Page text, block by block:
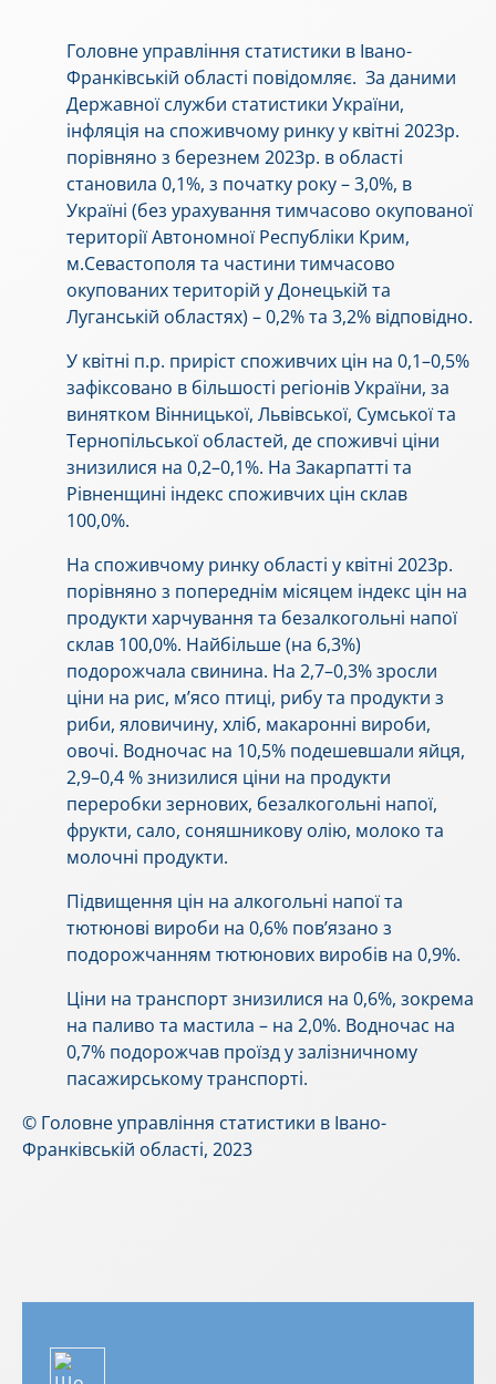
Головне управління статистики в Івано-
Франківській області повідомляє. За даними
Державної служби статистики України,
інфляція на споживчому ринку у квітні 2023р.
порівняно з березнем 2023р. в області
становила 0,1%, з початку року – 3,0%, в
Україні (без урахування тимчасово окупованої
території Автономної Республіки Крим,
м.Севастополя та частини тимчасово
окупованих територій у Донецькій та
Луганській областях) – 0,2% та 3,2% відповідно.
У квітні п.р. приріст споживчих цін на 0,1–0,5%
зафіксовано в більшості регіонів України, за
винятком Вінницької, Львівської, Сумської та
Тернопільської областей, де споживчі ціни
знизилися на 0,2–0,1%. На Закарпатті та
Рівненщині індекс споживчих цін склав
100,0%.
На споживчому ринку області у квітні 2023р.
порівняно з попереднім місяцем індекс цін на
продукти харчування та безалкогольні напої
склав 100,0%. Найбільше (на 6,3%)
подорожчала свинина. На 2,7–0,3% зросли
ціни на рис, м’ясо птиці, рибу та продукти з
риби, яловичину, хліб, макаронні вироби,
овочі. Водночас на 10,5% подешевшали яйця,
2,9–0,4 % знизилися ціни на продукти
переробки зернових, безалкогольні напої,
фрукти, сало, соняшникову олію, молоко та
молочні продукти.
Підвищення цін на алкогольні напої та
тютюнові вироби на 0,6% пов’язано з
подорожчанням тютюнових виробів на 0,9%.
Ціни на транспорт знизилися на 0,6%, зокрема
на паливо та мастила – на 2,0%. Водночас на
0,7% подорожчав проїзд у залізничному
пасажирському транспорті.
© Головне управління статистики в Івано-
Франківській області, 2023